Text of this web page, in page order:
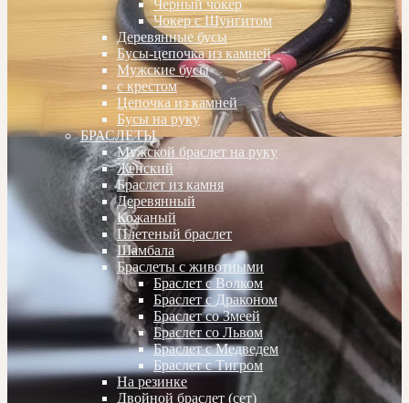
Черный чокер
Чокер с Шунгитом
Деревянные бусы
Бусы-цепочка из камней
Мужские бусы
с крестом
Цепочка из камней
Бусы на руку
БРАСЛЕТЫ
Мужской браслет на руку
Женский
Браслет из камня
Деревянный
Кожаный
Плетеный браслет
Шамбала
Браслеты с животными
Браслет с Волком
Браслет с Драконом
Браслет со Змеей
Браслет со Львом
Браслет с Медведем
Браслет с Тигром
На резинке
Двойной браслет (сет)